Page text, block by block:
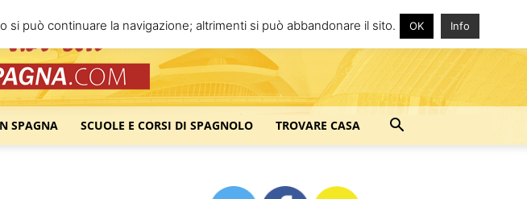
SPAGNA SCUOLE E CORSI DI SPAGNOLO TROVARE CASA
può continuare la navigazione; altrimenti si può abbandonare il sito. OK Info